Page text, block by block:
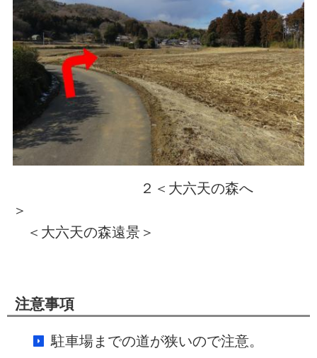
２＜大六天の森へ
＞
＜大六天の森遠景＞
注意事項
駐車場までの道が狭いので注意。